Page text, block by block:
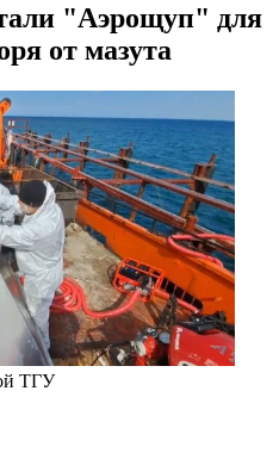
"Аэрощуп" для
от мазута
ТГУ